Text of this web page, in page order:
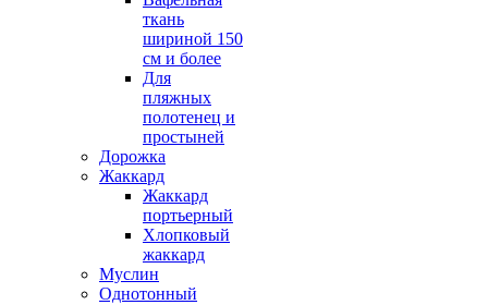
ткань
шириной 150
см и более
Для
пляжных
полотенец и
простыней
Дорожка
Жаккард
Жаккард
портьерный
Хлопковый
жаккард
Муслин
Однотонный